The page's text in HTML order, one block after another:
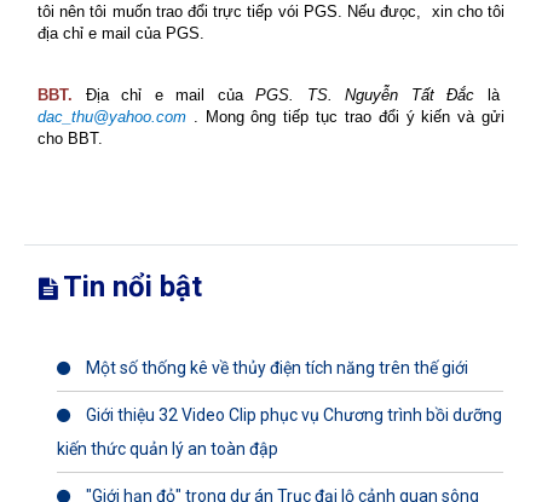
tôi nên tôi muốn trao đổi trực tiếp vói PGS. Nếu đưọc,
xin cho tôi
địa chỉ e mail của PGS.
BBT. Địa chỉ e mail củaPGS. TS. Nguyễn Tất Đắc là
dac_thu@yahoo.com . Mong ông tiếp tục trao đổi ý kiến và gửi
cho BBT.
Tin nổi bật
Một số thống kê về thủy điện tích năng trên thế giới
Giới thiệu 32 Video Clip phục vụ Chương trình bồi dưỡng
kiến thức quản lý an toàn đập
"Giới hạn đỏ" trong dự án Trục đại lộ cảnh quan sông